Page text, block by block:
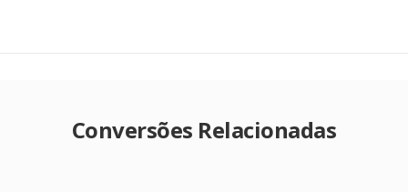
Conversões Relacionadas